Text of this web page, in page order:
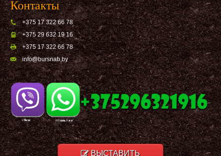
Контакты
+375 17 322 66 78
+375 29 632 19 16
+375 17 322 66 78
info@bursnab,by
ВЫСТАВИТЬ